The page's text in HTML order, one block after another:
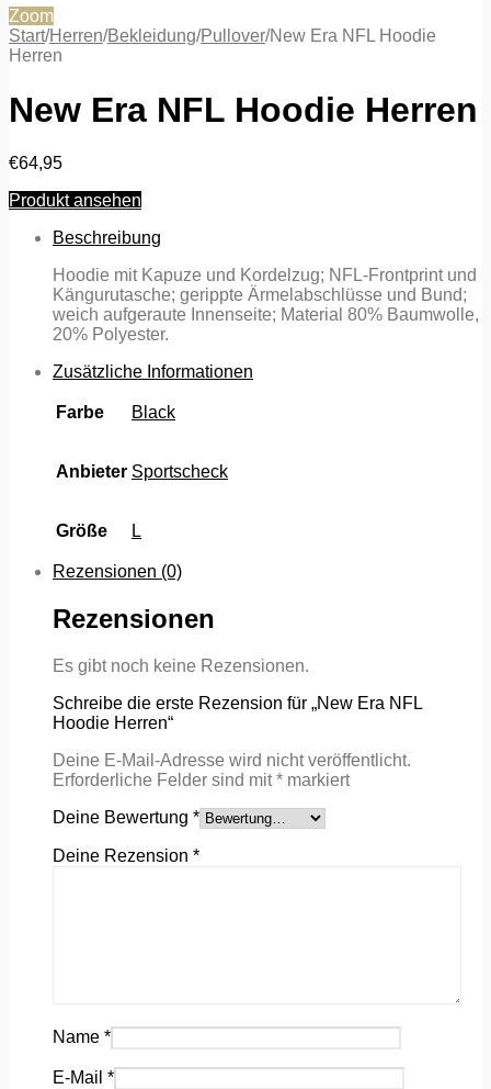
Zoom
Start/Herren/Bekleidung/Pullover/New Era NFL Hoodie
Herren
New Era NFL Hoodie Herren
€64,95
Produkt ansehen
Beschreibung
Hoodie mit Kapuze und Kordelzug; NFL-Frontprint und
Kängurutasche; gerippte Ärmelabschlüsse und Bund;
weich aufgeraute Innenseite; Material 80% Baumwolle,
20% Polyester.
Zusätzliche Informationen
Farbe Black
Anbieter Sportscheck
Größe L
Rezensionen (0)
Rezensionen
Es gibt noch keine Rezensionen.
Schreibe die erste Rezension für „New Era NFL
Hoodie Herren“
Deine E-Mail-Adresse wird nicht veröffentlicht.
Erforderliche Felder sind mit* markiert
Deine Bewertung *
Deine Rezension *
Name *
E-Mail *